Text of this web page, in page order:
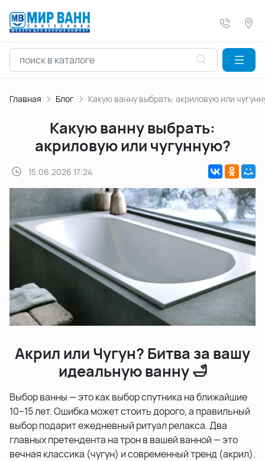
Главная Блог Какую ванну выбрать: акриловую или
Какую ванну выбрать:
акриловую или чугунную?
15.06.2026 17:24
Акрил или Чугун? Битва за вашу
идеальную ванну 🛁
Выбор ванны — это как выбор спутника на ближайшие
10–15 лет. Ошибка может стоить дорого, а правильный
выбор подарит ежедневный ритуал релакса. Два
главных претендента на трон в вашей ванной — это
вечная классика (чугун) и современный тренд (акрил).